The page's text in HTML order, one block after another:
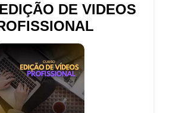
DE VIDEOS